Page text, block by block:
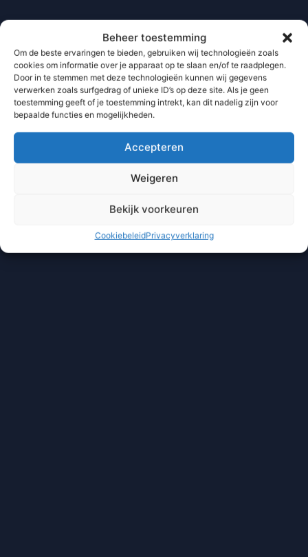
Beheer toestemming
Om de beste ervaringen te bieden, gebruiken wij technologieën zoals
cookies om informatie over je apparaat op te slaan en/of te raadplegen.
Door in te stemmen met deze technologieën kunnen wij gegevens
verwerken zoals surfgedrag of unieke ID’s op deze site. Als je geen
toestemming geeft of je toestemming intrekt, kan dit nadelig zijn voor
bepaalde functies en mogelijkheden.
Accepteren
Weigeren
Bekijk voorkeuren
CookiebeleidPrivacyverklaring